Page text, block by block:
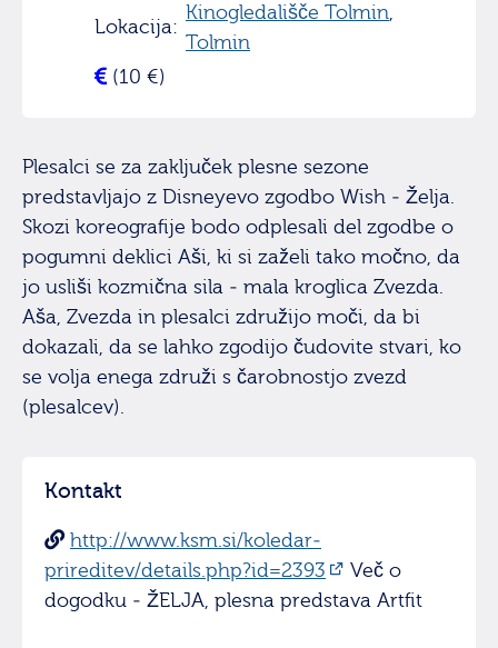
Lokacija:
Kinogledališče Tolmin,
Tolmin
(10 €)
Plesalci se za zaključek plesne sezone
predstavljajo z Disneyevo zgodbo Wish - Želja.
Skozi koreografije bodo odplesali del zgodbe o
pogumni deklici Aši, ki si zaželi tako močno, da
jo usliši kozmična sila - mala kroglica Zvezda.
Aša, Zvezda in plesalci združijo moči, da bi
dokazali, da se lahko zgodijo čudovite stvari, ko
se volja enega združi s čarobnostjo zvezd
(plesalcev).
Kontakt
http://www.ksm.si/koledar-
prireditev/details.php?id=2393
Več o
dogodku - ŽELJA, plesna predstava Artfit